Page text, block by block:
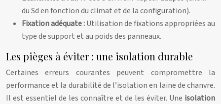
du Sd en fonction du climat et de la configuration).
Fixation adéquate :Utilisation de fixations appropriées au
type de support et au poids des panneaux.
Les pièges à éviter : une isolation durable
Certaines erreurs courantes peuvent compromettre la
performance et la durabilité de l’isolation en laine de chanvre.
Il est essentiel de les connaître et de les éviter. Une isolation